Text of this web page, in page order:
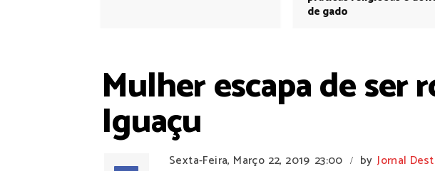
de gado
Mulher escapa de ser
Iguaçu
Sexta-Feira, Março 22, 2019 23:00 / by Jornal